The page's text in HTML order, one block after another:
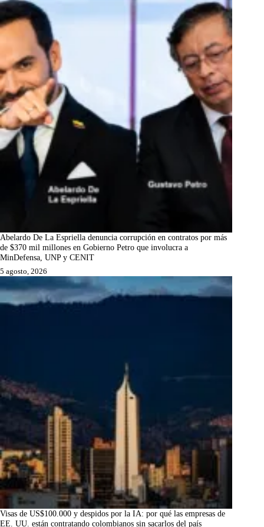
Abelardo De La Espriella denuncia corrupción en contratos por más
de $370 mil millones en Gobierno Petro que involucra a
MinDefensa, UNP y CENIT
5 agosto, 2026
Visas de US$100.000 y despidos por la IA: por qué las empresas de
EE. UU. están contratando colombianos sin sacarlos del país